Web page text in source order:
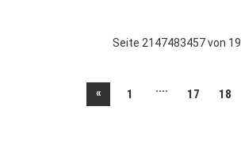
Seite 2147483457 von 19.
« 1 .... 17 18